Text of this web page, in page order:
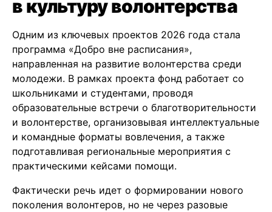
в культуру волонтерства
Одним из ключевых проектов 2026 года стала
программа «Добро вне расписания»,
направленная на развитие волонтерства среди
молодежи. В рамках проекта фонд работает со
школьниками и студентами, проводя
образовательные встречи о благотворительности
и волонтерстве, организовывая интеллектуальные
и командные форматы вовлечения, а также
подготавливая региональные мероприятия с
практическими кейсами помощи.
Фактически речь идет о формировании нового
поколения волонтеров, но не через разовые